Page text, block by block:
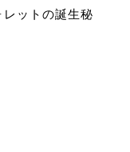
ットの誕生秘